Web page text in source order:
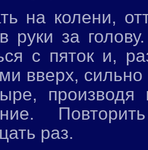
на колени,
руки за
с пяток и,
вверх,
раз.